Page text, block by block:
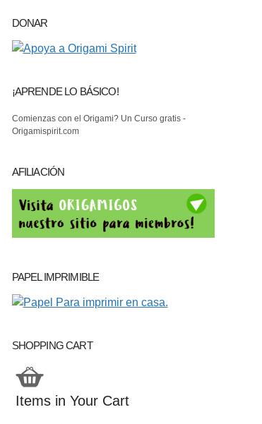
DONAR
¡APRENDE LO BÁSICO!
Comienzas con el Origami? Un Curso gratis -
Origamispirit.com
AFILIACIÓN
PAPEL IMPRIMIBLE
SHOPPING CART
Items in Your Cart